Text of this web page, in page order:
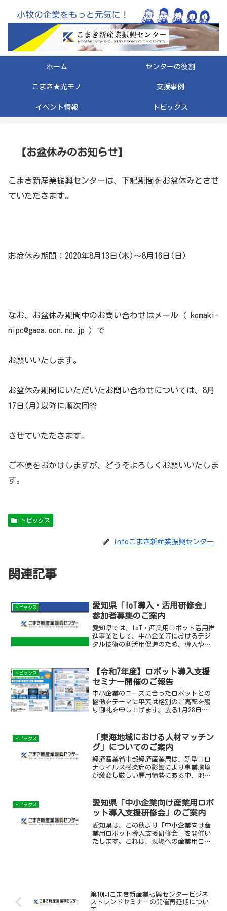
ホーム センターの役割
こまき★光モノ 支援事例
イベント情報 トピックス
【お盆休みのお知らせ】
こまき新産業振興センターは、下記期間をお盆休みとさせ
ていただきます。
お盆休み期間：2020年8月13日(木)～8月16日(日)
なお、お盆休み期間中のお問い合わせはメール（ komaki-
nipc@gaea.ocn.ne.jp ）で
お願いいたします。
お盆休み期間にいただいたお問い合わせについては、8月
17日(月)以降に順次回答
させていただきます。
ご不便をおかけしますが、どうぞよろしくお願いいたしま
す。
トピックス
infoこまき新産業振興センター
関連記事
トピックス
愛知県「IoT導入・活用研修会」
参加者募集のご案内
愛知県では、IoT・産業用ロボット活用推
進事業として、中小企業等におけるデジ
タル技術の利活用促進のため、導入や活
技術の最新動向、データ活用のための研
修会を開催します。I...
トピックス
【令和7年度】ロボット導入支援
セミナー開催のご報告
中小企業のニーズに合ったロボットとの
協働をテーマに平素は格別のご高配を賜
り御礼を申し上げます。去る1月28日
部産業振興課／共催：こまき新産業振興
センター、小牧市、小牧...
トピックス
「東海地域における人材マッチン
グ」についてのご案内
経済産業省中部経済産業局は、新型コロ
ナウイルス感染症の影響により事業環境
が激変し厳しい雇用情勢にある中、地域
ッチングを実施いたします。【申込方
法】以下の経済産業省中部経...
トピックス
愛知県「中小企業向け産業用ロボ
ット導入支援研修会」のご案内
愛知県は、この秋より「中小企業向け産
業用ロボット導入支援研修会」を開催い
たします。これは、現場への産業用ロボ
第10回こまき新産業振興センタービジネ
ストレンドセミナーの開催再延期につい
て